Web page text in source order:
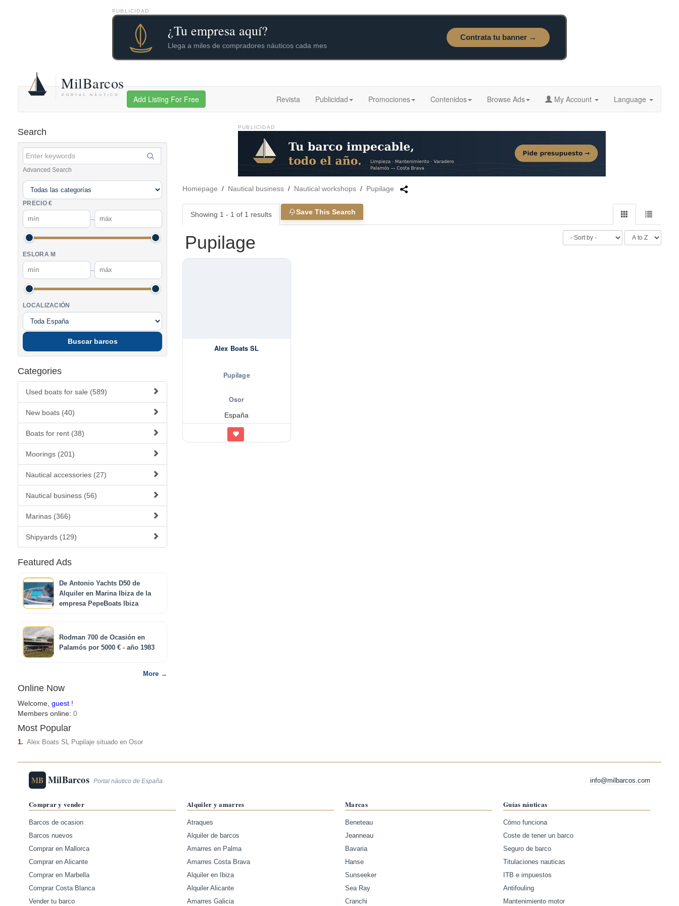
PUBLICIDAD
Add Listing For Free Revista Publicidad Promociones Contenidos Browse Ads My Account Language
Search
Advanced Search
PRECIO €
–
ESLORA M
–
LOCALIZACIÓN
Buscar barcos
Categories
Used boats for sale (589)
New boats (40)
Boats for rent (38)
Moorings (201)
Nautical accessories (27)
Nautical business (56)
Marinas (366)
Shipyards (129)
Featured Ads
De Antonio Yachts D50 de
Alquiler en Marina Ibiza de la
empresa PepeBoats Ibiza
Rodman 700 de Ocasión en
Palamós por 5000 € - año 1983
More →
Online Now
Welcome, guest !
Members online: 0
Most Popular
1. Alex Boats SL Pupilaje situado en Osor
PUBLICIDAD
Homepage / Nautical business / Nautical workshops / Pupilage
Showing 1 - 1 of 1 results Save This Search
Pupilage
Alex Boats SL
Pupilage
Osor
España
MB MilBarcos Portal náutico de España info@milbarcos.com
Comprar y vender
Barcos de ocasion
Barcos nuevos
Comprar en Mallorca
Comprar en Alicante
Comprar en Marbella
Comprar Costa Blanca
Vender tu barco
Alquiler y amarres
Atraques
Alquiler de barcos
Amarres en Palma
Amarres Costa Brava
Alquiler en Ibiza
Alquiler Alicante
Amarres Galicia
Marcas
Beneteau
Jeanneau
Bavaria
Hanse
Sunseeker
Sea Ray
Cranchi
Guías náuticas
Cómo funciona
Coste de tener un barco
Seguro de barco
Titulaciones nauticas
ITB e impuestos
Antifouling
Mantenimiento motor